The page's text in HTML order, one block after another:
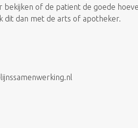
bekijken of de patient de goede
dit dan met de arts of apotheker.